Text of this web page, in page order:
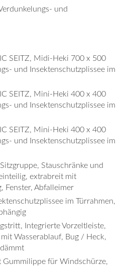
und
SEITZ, Midi-Heki 700 x 500
und Insektenschutzplissee im
SEITZ, Mini-Heki 400 x 400
und Insektenschutzplissee im
SEITZ, Mini-Heki 400 x 400
und Insektenschutzplissee im
Stauschränke und
extrabreit mit
Fenster, Abfalleimer
im Türrahmen,
Integrierte Vorzeltleiste,
Wasserablauf, Bug / Heck,
Gummilippe für Windschürze,